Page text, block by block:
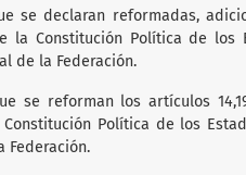
se declaran reformadas,
la Constitución Política de los
de la Federación.
se reforman los artículos
Política de los
Federación.